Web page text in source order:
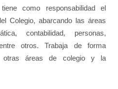
como responsabilidad el
Colegio, abarcando las áreas
contabilidad, personas,
otros. Trabaja de forma
otras áreas de colegio y la